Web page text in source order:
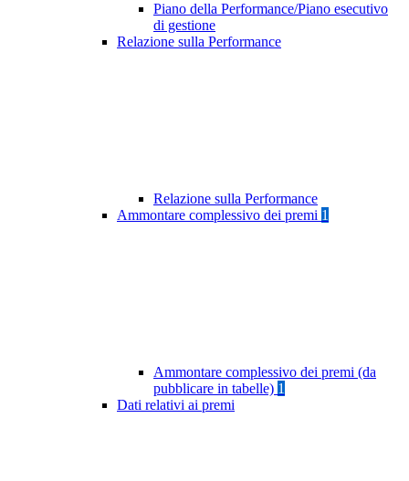
Piano della Performance/Piano esecutivo
di gestione
Relazione sulla Performance
Relazione sulla Performance
Ammontare complessivo dei premi 1
Ammontare complessivo dei premi (da
pubblicare in tabelle) 1
Dati relativi ai premi